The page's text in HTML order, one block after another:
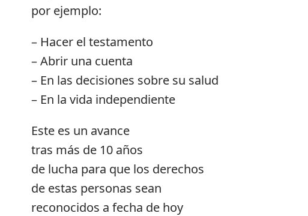
por ejemplo:
– Hacer el testamento
– Abrir una cuenta
– En las decisiones sobre su salud
– En la vida independiente
Este es un avance
tras más de 10 años
de lucha para que los derechos
de estas personas sean
reconocidos a fecha de hoy